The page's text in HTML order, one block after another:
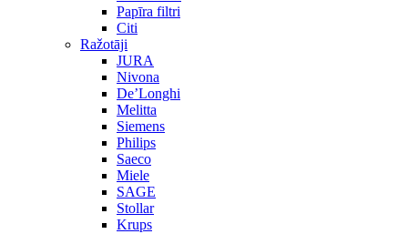
Papīra filtri
Citi
Ražotāji
JURA
Nivona
De’Longhi
Melitta
Siemens
Philips
Saeco
Miele
SAGE
Stollar
Krups